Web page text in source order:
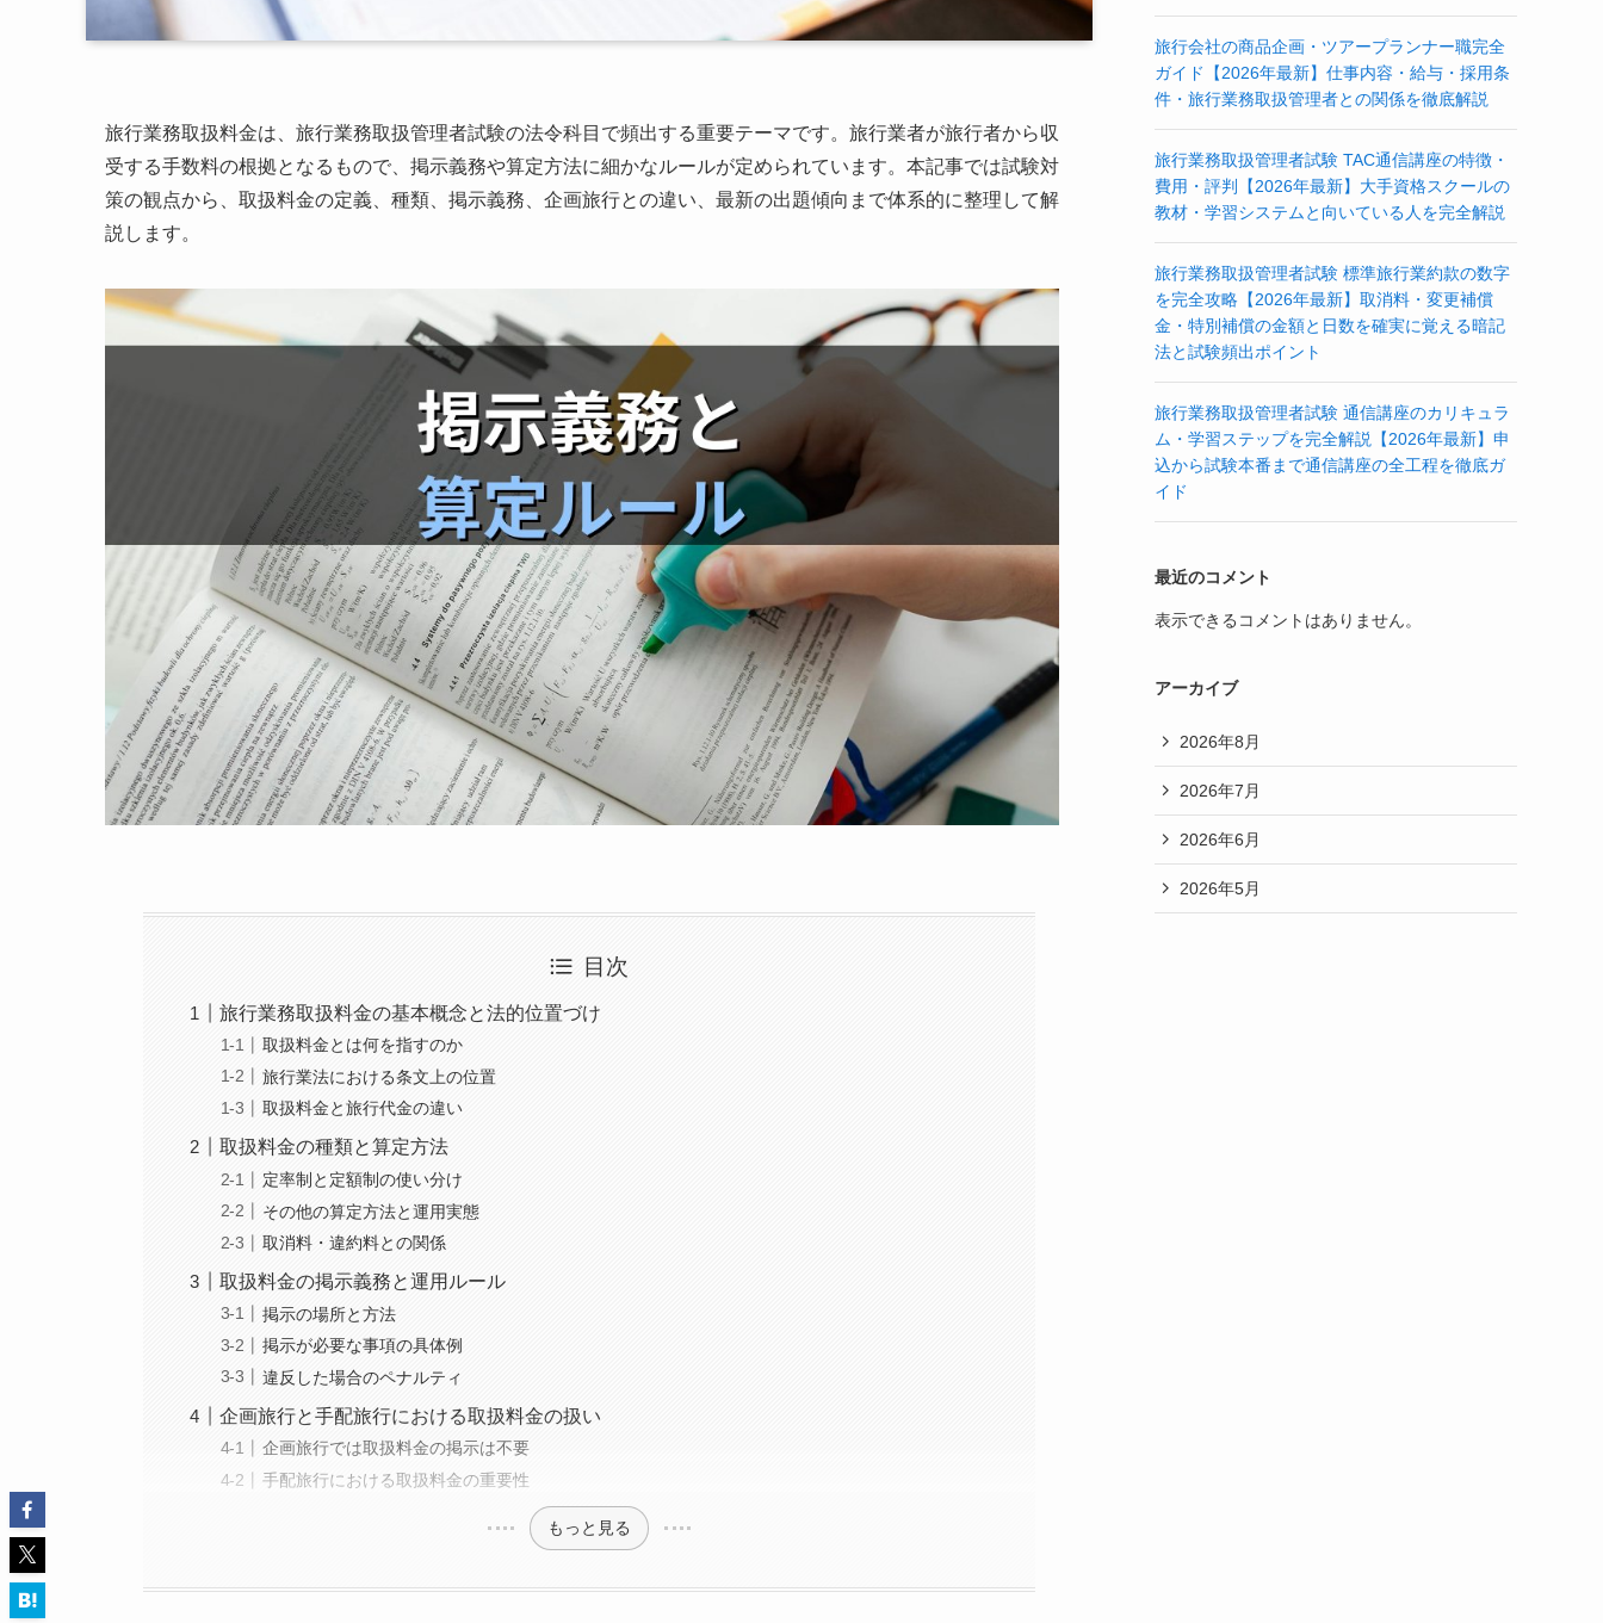
旅行業務取扱料金は、旅行業務取扱管理者試験の法令科目で頻出する重要テーマです。旅行業者が旅行者から収
受する手数料の根拠となるもので、掲示義務や算定方法に細かなルールが定められています。本記事では試験対
策の観点から、取扱料金の定義、種類、掲示義務、企画旅行との違い、最新の出題傾向まで体系的に整理して解
説します。
目次
旅行業務取扱料金の基本概念と法的位置づけ
取扱料金とは何を指すのか
旅行業法における条文上の位置
取扱料金と旅行代金の違い
取扱料金の種類と算定方法
定率制と定額制の使い分け
その他の算定方法と運用実態
取消料・違約料との関係
取扱料金の掲示義務と運用ルール
掲示の場所と方法
掲示が必要な事項の具体例
違反した場合のペナルティ
企画旅行と手配旅行における取扱料金の扱い
企画旅行では取扱料金の掲示は不要
手配旅行における取扱料金の重要性
もっと見る
旅行会社の商品企画・ツアープランナー職完全
ガイド【2026年最新】仕事内容・給与・採用条
件・旅行業務取扱管理者との関係を徹底解説
旅行業務取扱管理者試験 TAC通信講座の特徴・
費用・評判【2026年最新】大手資格スクールの
教材・学習システムと向いている人を完全解説
旅行業務取扱管理者試験 標準旅行業約款の数字
を完全攻略【2026年最新】取消料・変更補償
金・特別補償の金額と日数を確実に覚える暗記
法と試験頻出ポイント
旅行業務取扱管理者試験 通信講座のカリキュラ
ム・学習ステップを完全解説【2026年最新】申
込から試験本番まで通信講座の全工程を徹底ガ
イド
最近のコメント
表示できるコメントはありません。
アーカイブ
2026年8月
2026年7月
2026年6月
2026年5月